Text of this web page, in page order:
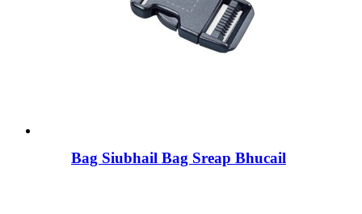
Bag Siubhail Bag Sreap Bhucail